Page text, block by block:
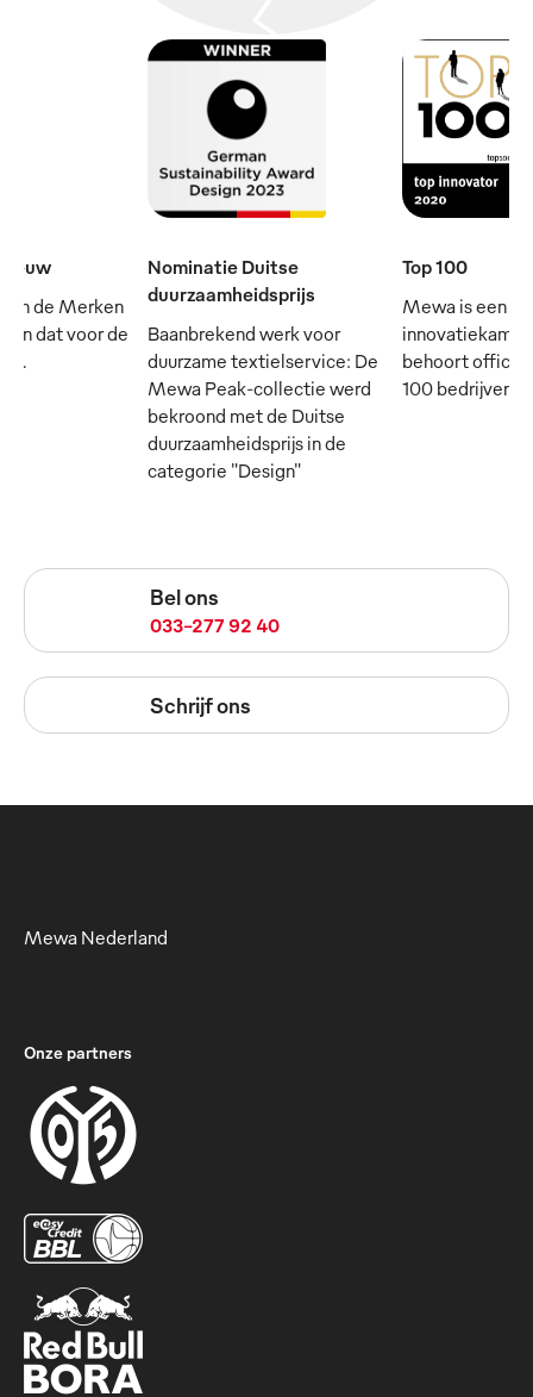
eeuw
de Merken
en dat voor de
rij.
Nominatie Duitse
duurzaamheidsprijs
Baanbrekend werk voor
duurzame textielservice: De
Mewa Peak-collectie werd
bekroond met de Duitse
duurzaamheidsprijs in de
categorie "Design"
Top 100
Mewa is een
behoort
100 bedrijven
Bel ons
033-277 92 40
Schrijf ons
Mewa Nederland
Onze partners